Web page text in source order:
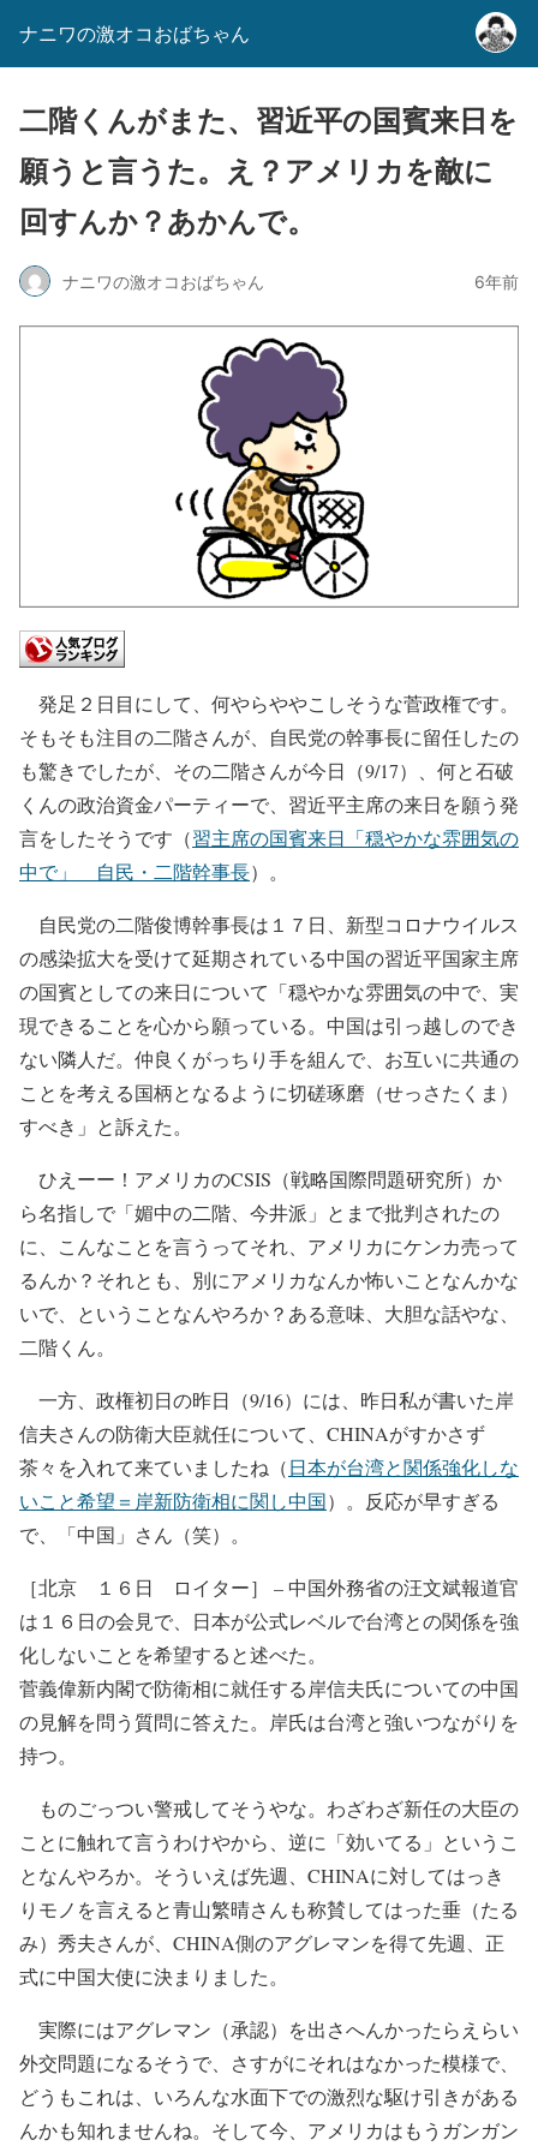
ナニワの激オコおばちゃん
二階くんがまた、習近平の国賓来日を
願うと言うた。え？アメリカを敵に
回すんか？あかんで。
ナニワの激オコおばちゃん 6年前
発足２日目にして、何やらややこしそうな菅政権です。
そもそも注目の二階さんが、自民党の幹事長に留任したの
も驚きでしたが、その二階さんが今日（9/17）、何と石破
くんの政治資金パーティーで、習近平主席の来日を願う発
言をしたそうです（習主席の国賓来日「穏やかな雰囲気の
中で」 自民・二階幹事長）。
自民党の二階俊博幹事長は１７日、新型コロナウイルス
の感染拡大を受けて延期されている中国の習近平国家主席
の国賓としての来日について「穏やかな雰囲気の中で、実
現できることを心から願っている。中国は引っ越しのでき
ない隣人だ。仲良くがっちり手を組んで、お互いに共通の
ことを考える国柄となるように切磋琢磨（せっさたくま）
すべき」と訴えた。
ひえーー！アメリカのCSIS（戦略国際問題研究所）か
ら名指しで「媚中の二階、今井派」とまで批判されたの
に、こんなことを言うってそれ、アメリカにケンカ売って
るんか？それとも、別にアメリカなんか怖いことなんかな
いで、ということなんやろか？ある意味、大胆な話やな、
二階くん。
一方、政権初日の昨日（9/16）には、昨日私が書いた岸
信夫さんの防衛大臣就任について、CHINAがすかさず
茶々を入れて来ていましたね（日本が台湾と関係強化しな
いこと希望＝岸新防衛相に関し中国）。反応が早すぎる
で、「中国」さん（笑）。
［北京 １６日 ロイター］ – 中国外務省の汪文斌報道官
は１６日の会見で、日本が公式レベルで台湾との関係を強
化しないことを希望すると述べた。
菅義偉新内閣で防衛相に就任する岸信夫氏についての中国
の見解を問う質問に答えた。岸氏は台湾と強いつながりを
持つ。
ものごっつい警戒してそうやな。わざわざ新任の大臣の
ことに触れて言うわけやから、逆に「効いてる」というこ
となんやろか。そういえば先週、CHINAに対してはっき
りモノを言えると青山繁晴さんも称賛してはった垂（たる
み）秀夫さんが、CHINA側のアグレマンを得て先週、正
式に中国大使に決まりました。
実際にはアグレマン（承認）を出さへんかったらえらい
外交問題になるそうで、さすがにそれはなかった模様で、
どうもこれは、いろんな水面下での激烈な駆け引きがある
んかも知れませんね。そして今、アメリカはもうガンガン